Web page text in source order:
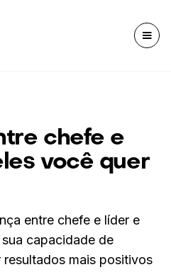
chefe e
você quer
entre chefe e líder e
capacidade de
mais positivos